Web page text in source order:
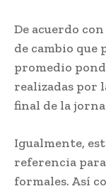
De acuerdo
de cambio que
promedio
realizadas por
final de la
Igualmente,
referencia
formales. Así